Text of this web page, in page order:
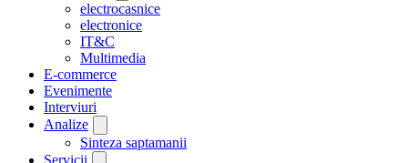
electrocasnice
electronice
IT&C
Multimedia
E-commerce
Evenimente
Interviuri
Analize
Sinteza saptamanii